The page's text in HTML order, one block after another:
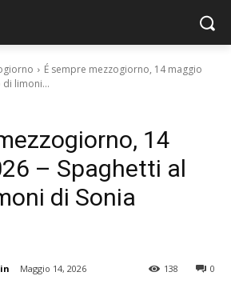
É sempre mezzogiorno, 14 maggio
di limoni...
14
– Spaghetti al
di Sonia
Maggio 14, 2026 0
138